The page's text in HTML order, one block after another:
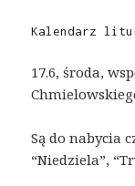
Kalendarz
17.6, środa,
Są do nabycia
“Niedziela”,